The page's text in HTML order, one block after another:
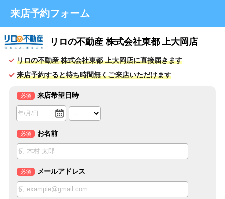
来店予約フォーム
リロの不動産 株式会社東都 上大岡店
リロの不動産 株式会社東都 上大岡店に直接届きます
来店予約すると待ち時間無くご来店いただけます
必須 来店希望日時
必須 お名前
必須 メールアドレス